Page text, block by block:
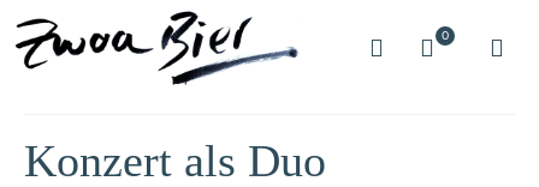
0
Konzert als Duo